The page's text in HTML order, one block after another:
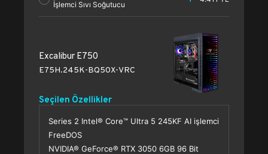
İşlemci Sıvı Soğutucu
Excalibur E750
E75H.245K-BQ50X-VRC
Seçilen Özellikler
Series 2 Intel® Core™ Ultra 5 245KF AI işlemci
FreeDOS
NVIDIA® GeForce® RTX 3050 6GB 96 Bit